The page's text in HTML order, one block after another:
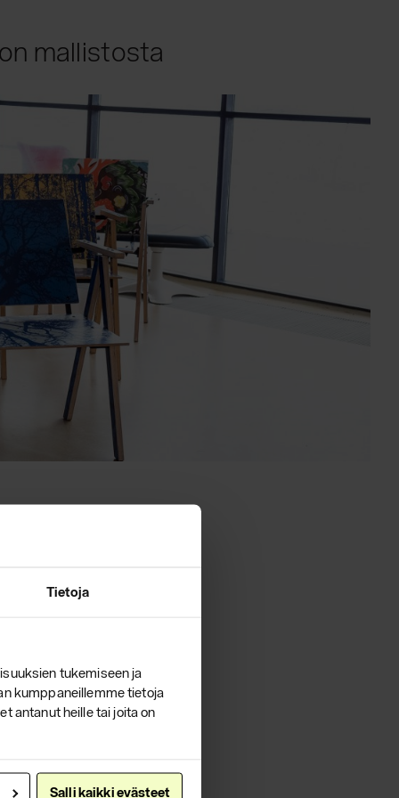
Tietoja
tukemiseen ja
kumppaneillemme tietoja
antanut heille tai joita on
Salli kaikki evästeet
mallistosta